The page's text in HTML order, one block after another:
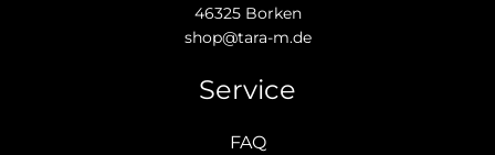
46325 Borken
shop@tara-m.de
Service
FAQ